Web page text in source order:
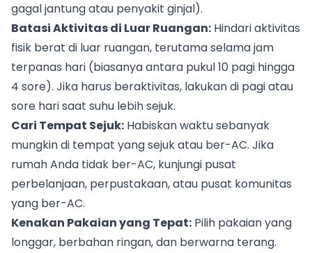
gagal jantung atau penyakit ginjal).
Batasi Aktivitas di Luar Ruangan: Hindari aktivitas
fisik berat di luar ruangan, terutama selama jam
terpanas hari (biasanya antara pukul 10 pagi hingga
4 sore). Jika harus beraktivitas, lakukan di pagi atau
sore hari saat suhu lebih sejuk.
Cari Tempat Sejuk: Habiskan waktu sebanyak
mungkin di tempat yang sejuk atau ber-AC. Jika
rumah Anda tidak ber-AC, kunjungi pusat
perbelanjaan, perpustakaan, atau pusat komunitas
yang ber-AC.
Kenakan Pakaian yang Tepat: Pilih pakaian yang
longgar, berbahan ringan, dan berwarna terang.